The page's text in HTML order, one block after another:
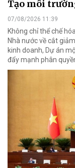
Tạo môi
07/08/2026 11:39
Không chỉ thể chế
Nhà nước về cắt
kinh doanh, Dự án
đẩy mạnh phân